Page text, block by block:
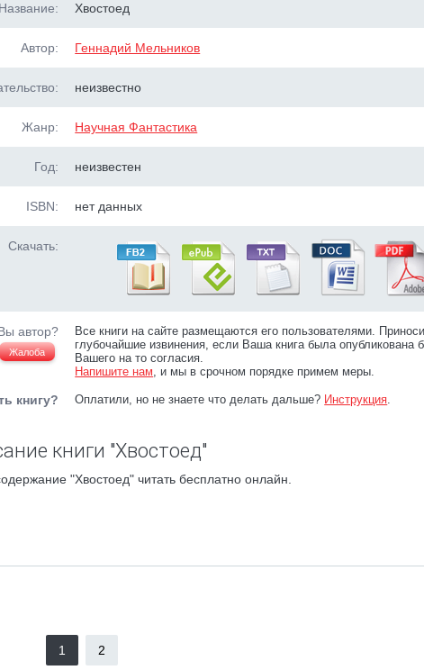
Название: Хвостоед
Автор: Геннадий Мельников
неизвестно
Жанр: Научная Фантастика
Год: неизвестен
ISBN: нет данных
Скачать:
автор?
Жалоба
Все книги на сайте размещаются его пользователями.
глубочайшие извинения, если Ваша книга была опубликована
Вашего на то согласия.
Напишите нам, и мы в срочном порядке примем меры.
книгу? Оплатили, но не знаете что делать дальше? Инструкция.
книги "Хвостоед"
"Хвостоед" читать бесплатно онлайн.
1 2